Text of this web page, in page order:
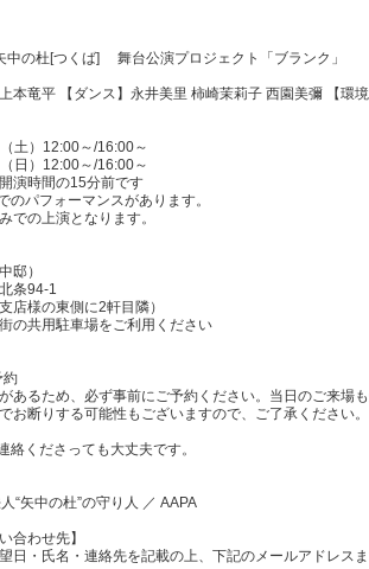
中の杜[つくば] 舞台公演プロジェクト「ブランク」
上本竜平 【ダンス】永井美里 柿崎茉莉子 西園美彌 【環
土）12:00～/16:00～
日）12:00～/16:00～
演時間の15分前です
のパフォーマンスがあります。
での上演となります。
邸）
条94-1
店様の東側に2軒目隣）
の共用駐車場をご利用ください
あるため、必ず事前にご予約ください。当日のご来場
お断りする可能性もございますので、ご了承ください。
絡くださっても大丈夫です。
“矢中の杜”の守り人 ／ AAPA
合わせ先】
日・氏名・連絡先を記載の上、下記のメールアドレス